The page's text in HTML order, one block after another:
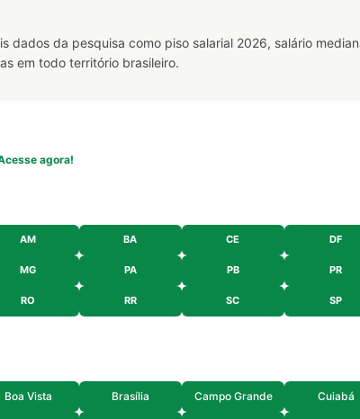
dados da pesquisa como piso salarial 2026, salário
em todo território brasileiro.
agora!
AM BA CE DF
MG PA PB PR
RO RR SC SP
Boa Vista Brasília Campo Grande Cuiabá